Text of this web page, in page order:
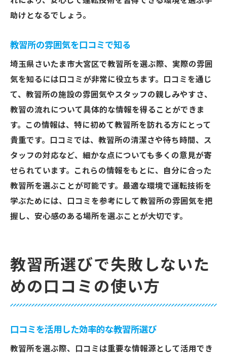
助けとなるでしょう。
教習所の雰囲気を口コミで知る
埼玉県さいたま市大宮区で教習所を選ぶ際、実際の雰囲
気を知るには口コミが非常に役立ちます。口コミを通じ
て、教習所の施設の雰囲気やスタッフの親しみやすさ、
教習の流れについて具体的な情報を得ることができま
す。この情報は、特に初めて教習所を訪れる方にとって
貴重です。口コミでは、教習所の清潔さや待ち時間、ス
タッフの対応など、細かな点についても多くの意見が寄
せられています。これらの情報をもとに、自分に合った
教習所を選ぶことが可能です。最適な環境で運転技術を
学ぶためには、口コミを参考にして教習所の雰囲気を把
握し、安心感のある場所を選ぶことが大切です。
教習所選びで失敗しないた
めの口コミの使い方
口コミを活用した効率的な教習所選び
教習所を選ぶ際、口コミは重要な情報源として活用でき